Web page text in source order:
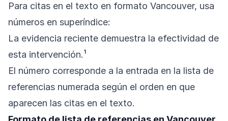
Para citas en el texto en formato Vancouver, usa
números en superíndice:
La evidencia reciente demuestra la efectividad de
esta intervención.¹
El número corresponde a la entrada en la lista de
referencias numerada según el orden en que
aparecen las citas en el texto.